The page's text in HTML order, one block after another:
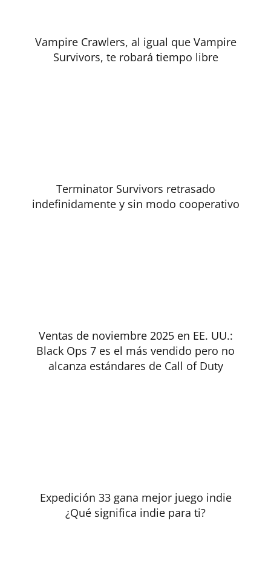
Vampire Crawlers, al igual que Vampire
Survivors, te robará tiempo libre
Terminator Survivors retrasado
indefinidamente y sin modo cooperativo
Ventas de noviembre 2025 en EE. UU.:
Black Ops 7 es el más vendido pero no
alcanza estándares de Call of Duty
Expedición 33 gana mejor juego indie
¿Qué significa indie para ti?